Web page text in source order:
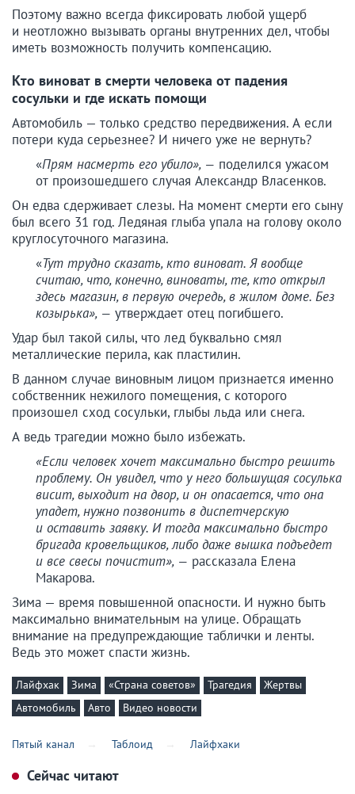
Поэтому важно всегда фиксировать любой ущерб
и неотложно вызывать органы внутренних дел, чтобы
иметь возможность получить компенсацию.
Кто виноват в смерти человека от падения
сосульки и где искать помощи
Автомобиль — только средство передвижения. А если
потери куда серьезнее? И ничего уже не вернуть?
«Прям насмерть его убило», — поделился ужасом
от произошедшего случая Александр Власенков.
Он едва сдерживает слезы. На момент смерти его сыну
был всего 31 год. Ледяная глыба упала на голову около
круглосуточного магазина.
«Тут трудно сказать, кто виноват. Я вообще
считаю, что, конечно, виноваты, те, кто открыл
здесь магазин, в первую очередь, в жилом доме. Без
козырька», — утверждает отец погибшего.
Удар был такой силы, что лед буквально смял
металлические перила, как пластилин.
В данном случае виновным лицом признается именно
собственник нежилого помещения, с которого
произошел сход сосульки, глыбы льда или снега.
А ведь трагедии можно было избежать.
«Если человек хочет максимально быстро решить
проблему. Он увидел, что у него большущая сосулька
висит, выходит на двор, и он опасается, что она
упадет, нужно позвонить в диспетчерскую
и оставить заявку. И тогда максимально быстро
бригада кровельщиков, либо даже вышка подъедет
и все свесы почистит», — рассказала Елена
Макарова.
Зима — время повышенной опасности. И нужно быть
максимально внимательным на улице. Обращать
внимание на предупреждающие таблички и ленты.
Ведь это может спасти жизнь.
Лайфхак Зима «Страна советов» Трагедия
Жертвы
Автомобиль
Авто Видео новости
Пятый канал Таблоид Лайфхаки
Сейчас читают